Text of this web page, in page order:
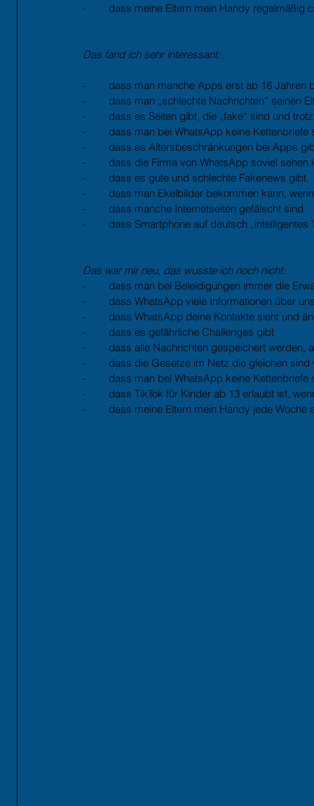
-        dass meine Eltern mein Handy
Das fand ich sehr interessant:
-        dass man manche Apps erst ab 16 Jahren
-        dass man „schlechte Nachrichten“ seinen
-        dass es Seiten gibt, die „fake“ sind und
-        dass man bei WhatsApp keine
-        dass es Altersbeschränkungen bei Apps
-        dass die Firma von WhatsApp soviel
-        dass es gute und schlechte Fakenews gibt.
-        dass man Ekelbilder bekommen kann,
-        dass manche Internetseiten gefälscht sind
-        dass Smartphone auf deutsch „intelligentes
Das war mir neu, das wusste ich noch nicht:
-        dass man bei Beleidigungen immer die
-        dass WhatsApp viele Informationen über
-        dass WhatsApp deine Kontakte sieht und
-        dass es gefährliche Challenges gibt
-        dass alle Nachrichten gespeichert
-        dass die Gesetze im Netz die gleichen
-        dass man bei WhatsApp keine
-        dass TikTok für Kinder ab 13 erlaubt ist,
-        dass meine Eltern mein Handy jede